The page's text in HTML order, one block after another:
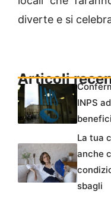
diverte e si
Articoli
INPS
La tua
anche
sbagli